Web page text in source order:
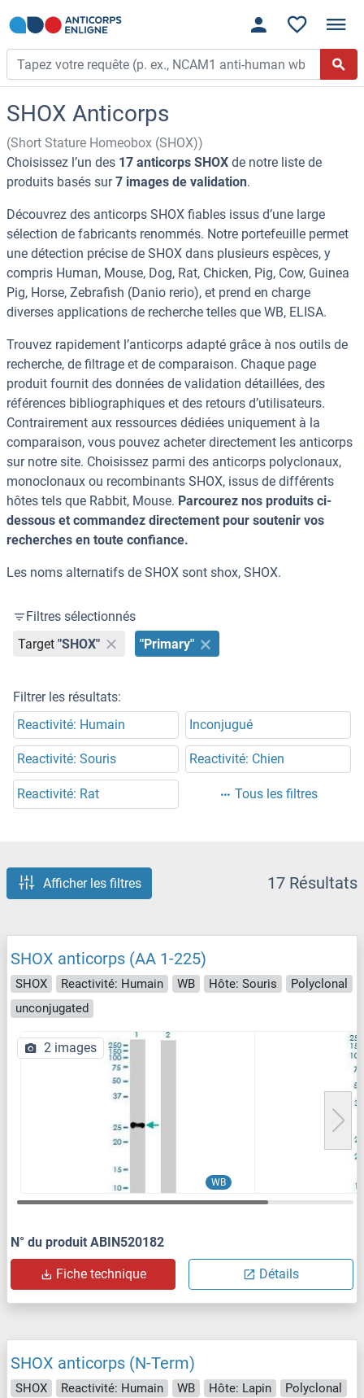
SHOX Anticorps
(Short Stature Homeobox (SHOX))
Choisissez l’un des 17 anticorps SHOX de notre liste de
produits basés sur7 images de validation.
Découvrez des anticorps SHOX fiables issus d’une large
sélection de fabricants renommés. Notre portefeuille permet
une détection précise de SHOX dans plusieurs espèces, y
compris Human, Mouse, Dog, Rat, Chicken, Pig, Cow, Guinea
Pig, Horse, Zebrafish (Danio rerio), et prend en charge
diverses applications de recherche telles que WB, ELISA.
Trouvez rapidement l’anticorps adapté grâce à nos outils de
recherche, de filtrage et de comparaison. Chaque page
produit fournit des données de validation détaillées, des
références bibliographiques et des retours d’utilisateurs.
Contrairement aux ressources dédiées uniquement à la
comparaison, vous pouvez acheter directement les anticorps
sur notre site. Choisissez parmi des anticorps polyclonaux,
monoclonaux ou recombinants SHOX, issus de différents
hôtes tels que Rabbit, Mouse. Parcourez nos produits ci-
dessous et commandez directement pour soutenir vos
recherches en toute confiance.
Les noms alternatifs de SHOX sont shox, SHOX.
Filtres sélectionnés
Target "SHOX" "Primary"
Filtrer les résultats:
Reactivité: Humain
Inconjugué
Reactivité: Souris Reactivité: Chien
Reactivité: Rat Tous les filtres
Afficher les filtres 17 Résultats
SHOX anticorps (AA 1-225)
SHOX Reactivité: Humain WB Hôte: Souris
Polyclonal
unconjugated
WB
2 images
N° du produit ABIN520182
Fiche technique Détails
SHOX anticorps (N-Term)
SHOX Reactivité: Humain WB Hôte: Lapin
Polyclonal